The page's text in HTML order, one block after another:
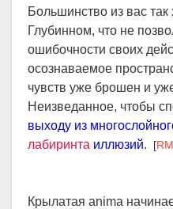
Большинство из вас
Глубинном, что не
ошибочности своих
осознаваемое
чувств уже брошен и
Неизведанное, чтобы
выходу из
лабиринта иллюзий. [
Крылатая anima